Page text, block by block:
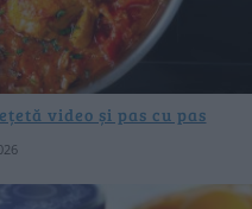
video și pas cu pas